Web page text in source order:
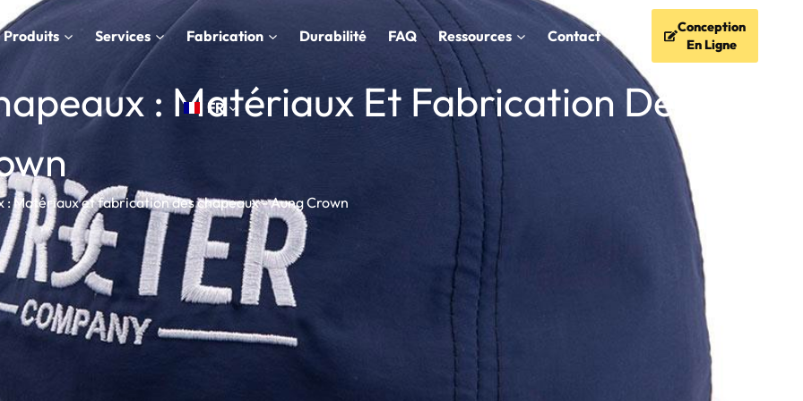
Produits Services Fabrication Durabilité FAQ Ressources Contact
FR
Conception
En Ligne
: Matériaux Et Fabrication Des
: Matériaux et fabrication des chapeaux - Aung Crown